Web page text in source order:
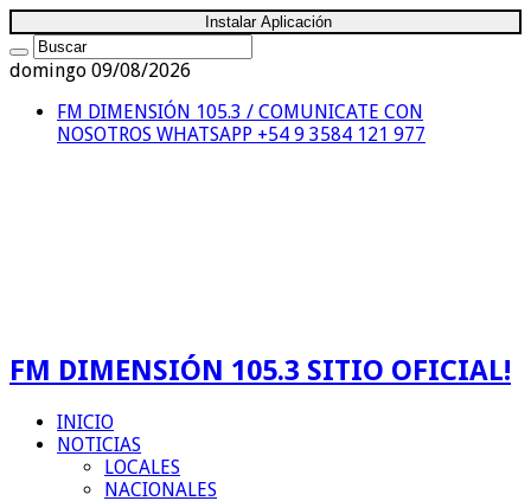
Instalar Aplicación
domingo 09/08/2026
FM DIMENSIÓN 105.3 / COMUNICATE CON
NOSOTROS WHATSAPP +54 9 3584 121 977
FM DIMENSIÓN 105.3 SITIO OFICIAL!
INICIO
NOTICIAS
LOCALES
NACIONALES